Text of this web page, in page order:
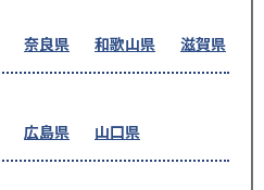
奈良県 和歌山県 滋賀県
広島県 山口県